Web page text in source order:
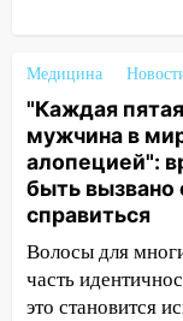
13:01
В
выбросил
гранату:
12:34 На
и шквал до
12:31
из Европы и
Медицина
"Каждая
мужчина в
алопецией":
быть вызвано
справиться
Волосы для
часть
это становится